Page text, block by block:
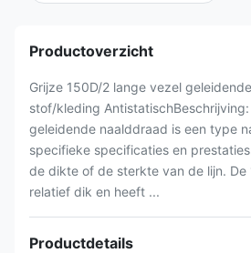
Productoverzicht
Grijze 150D/2 lange vezel
stof/kleding
geleidende naalddraad is een type
specifieke specificaties en
de dikte of de sterkte van de lijn. De
relatief dik en heeft ...
Productdetails